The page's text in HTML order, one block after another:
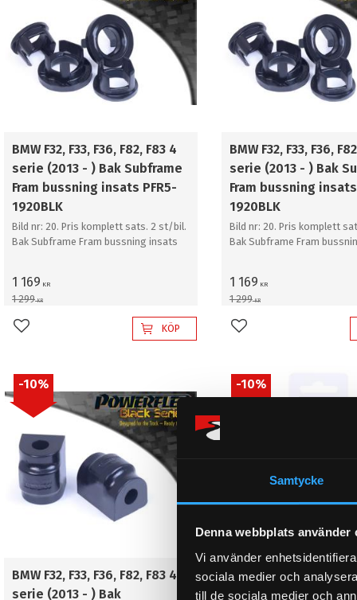
Samtycke
Denna webbplats använder
Vi använder
sociala medier och
till de sociala medier och
BMW F32, F33, F36, F82, F83 4
serie (2013 - ) Bak Subframe
Fram bussning insats PFR5-
1920BLK
Bild nr: 20. Pris komplett sats. 2 st/bil.
Bak Subframe Fram bussning insats
1 169 KR
1 299KR
Lägg till i favoriter KÖP
BMW F32, F33, F36,
serie (2013 - ) Bak
Fram bussning insats
1920BLK
Bild nr: 20. Pris komplett
Bak Subframe Fram
1 169 KR
1 299KR
Lägg till i favoriter
BMW F32, F33, F36, F82, F83 4
serie (2013 - ) Bak
10%
BMW F32, F33, F36,
serie (2013 - ) Bak
10%